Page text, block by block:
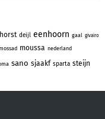
deijl eenhoorn gaal givairo
moussa nederland
sano sjaakf sparta steijn